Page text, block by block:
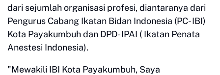
dari sejumlah organisasi profesi, diantaranya dari
Pengurus Cabang Ikatan Bidan Indonesia (PC- IBI)
Kota Payakumbuh dan DPD- IPAI ( Ikatan Penata
Anestesi Indonesia).
"Mewakili IBI Kota Payakumbuh, Saya